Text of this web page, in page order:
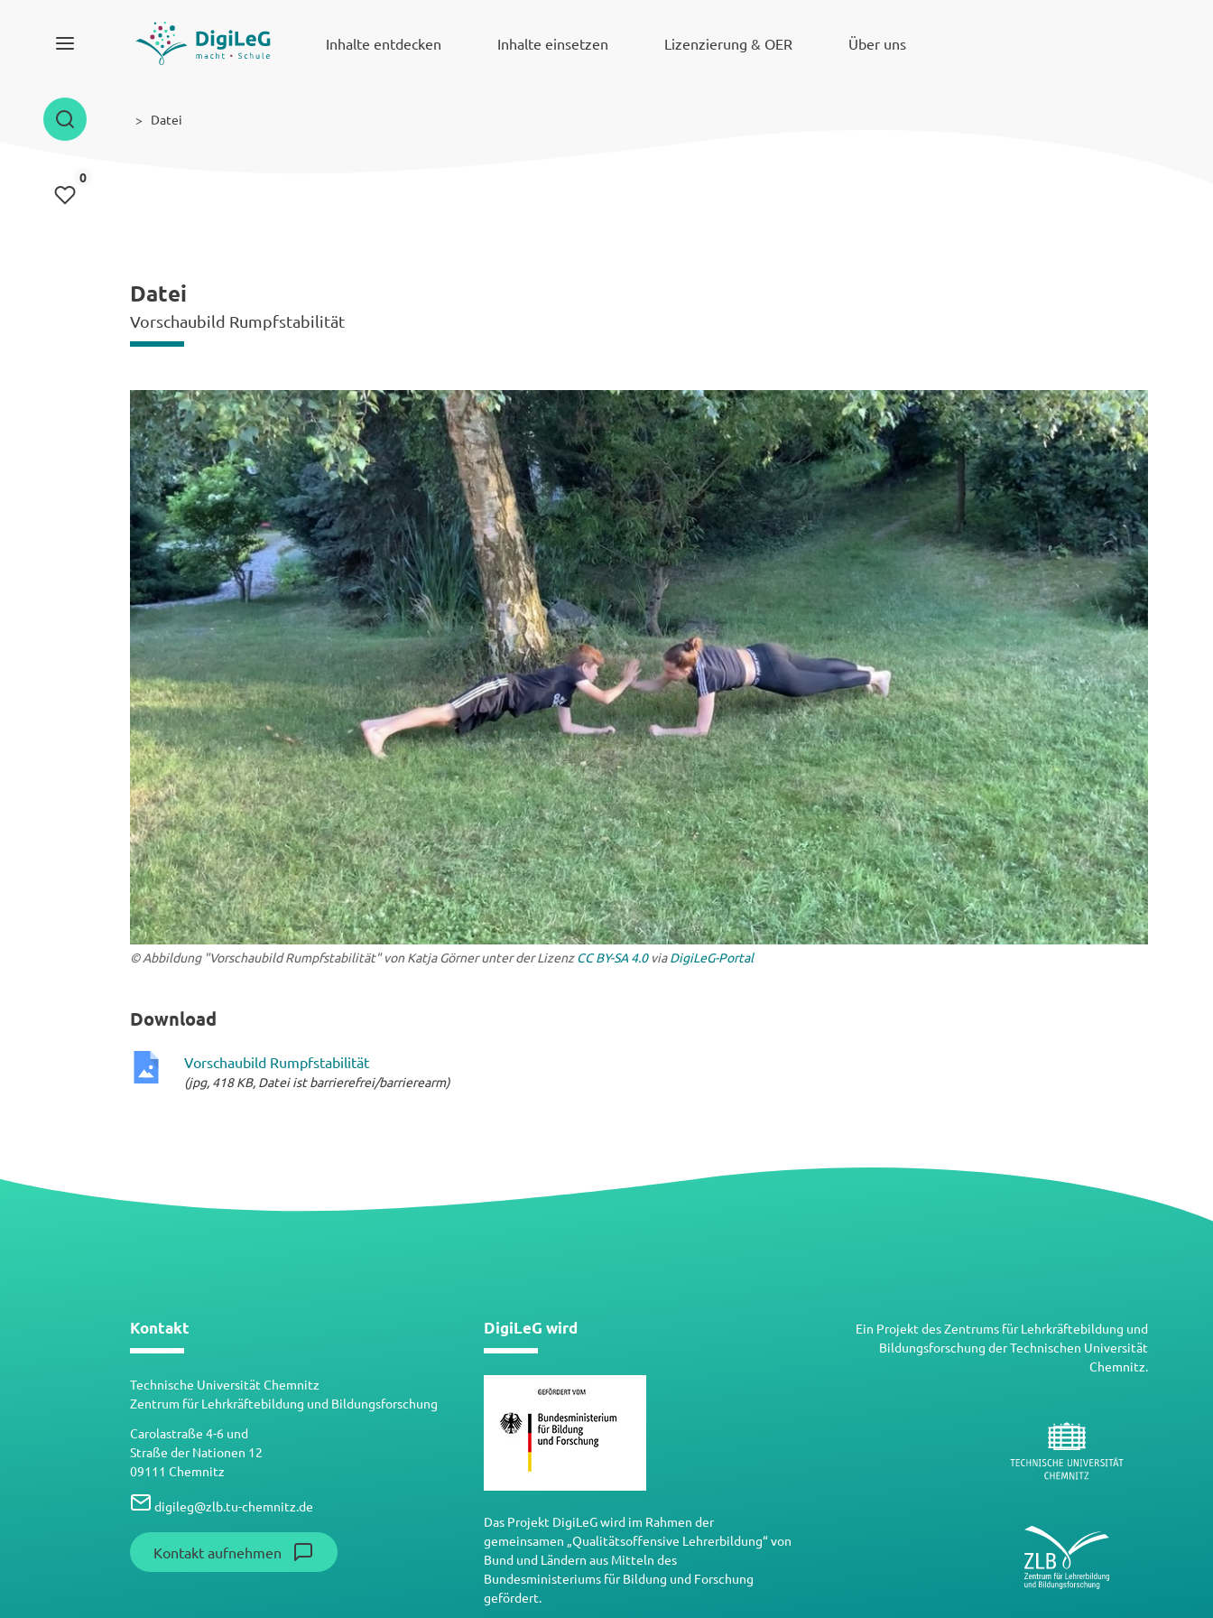
Inhalte entdecken Inhalte einsetzen Lizenzierung & OER Über uns
0Inhalte gemerkt
Datei
Datei
Vorschaubild Rumpfstabilität
© Abbildung "Vorschaubild Rumpfstabilität" von Katja Görner unter der LizenzCC BY-SA 4.0viaDigiLeG-Portal
Download
Vorschaubild Rumpfstabilität
(jpg, 418 KB, Datei ist barrierefrei/barrierearm)
Kontakt
Technische Universität Chemnitz
Zentrum für Lehrkräftebildung und Bildungsforschung
Carolastraße 4-6 und
Straße der Nationen 12
09111 Chemnitz
digileg@zlb.tu-chemnitz.de
Kontakt aufnehmen
DigiLeG wird
Das Projekt DigiLeG wird im Rahmen der
gemeinsamen „Qualitätsoffensive Lehrerbildung“ von
Bund und Ländern aus Mitteln des
Bundesministeriums für Bildung und Forschung
gefördert.
Ein Projekt desZentrums für Lehrkräftebildung und
Bildungsforschung derTechnischen Universität
Chemnitz.